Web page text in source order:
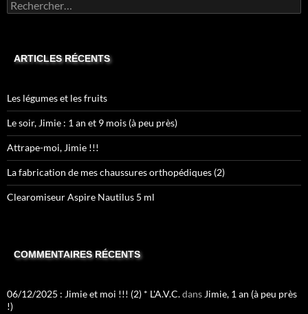
ARTICLES RÉCENTS
Les légumes et les fruits
Le soir, Jimie : 1 an et 9 mois (à peu près)
Attrape-moi, Jimie !!!
La fabrication de mes chaussures orthopédiques (2)
Clearomiseur Aspire Nautilus 5 ml
COMMENTAIRES RÉCENTS
06/12/2025 : Jimie et moi !!! (2) * L'A.V.C.dans Jimie, 1 an (à peu près
!)